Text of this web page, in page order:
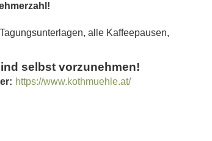
alle Kaffeepausen,
selbst vorzunehmen!
https://www.kothmuehle.at/